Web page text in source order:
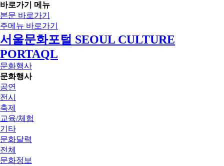
바로가기 메뉴
본문 바로가기
주메뉴 바로가기
서울문화포털 SEOUL CULTURE
PORTAQL
문화행사
문화행사
공연
전시
축제
교육/체험
기타
문화달력
전체
문화정보